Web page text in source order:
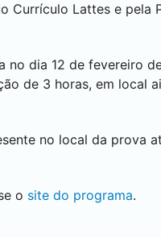
Currículo Lattes e pela
no dia 12 de fevereiro
de 3 horas, em local
no local da prova
o site do programa.